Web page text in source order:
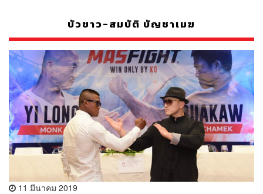
บัวขาว-สมบัติ บัญชาเมฆ
11 มีนาคม 2019